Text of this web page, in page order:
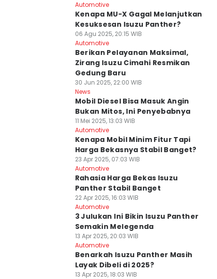
Automotive
Kenapa MU-X Gagal Melanjutkan
Kesuksesan Isuzu Panther?
06 Agu 2025, 20:15 WIB
Automotive
Berikan Pelayanan Maksimal,
Zirang Isuzu Cimahi Resmikan
Gedung Baru
30 Jun 2025, 22:00 WIB
News
Mobil Diesel Bisa Masuk Angin
Bukan Mitos, Ini Penyebabnya
11 Mei 2025, 13:03 WIB
Automotive
Kenapa Mobil Minim Fitur Tapi
Harga Bekasnya Stabil Banget?
23 Apr 2025, 07:03 WIB
Automotive
Rahasia Harga Bekas Isuzu
Panther Stabil Banget
22 Apr 2025, 16:03 WIB
Automotive
3 Julukan Ini Bikin Isuzu Panther
Semakin Melegenda
13 Apr 2025, 20:03 WIB
Automotive
Benarkah Isuzu Panther Masih
Layak Dibeli di 2025?
13 Apr 2025, 18:03 WIB